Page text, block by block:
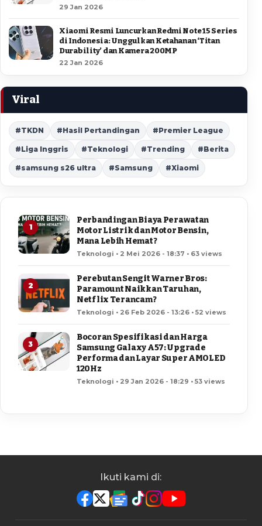
29 Jan 2026
Xiaomi Resmi Luncurkan Redmi Note 15 Series
di Indonesia: Unggulkan Ketahanan ‘Titan
Durability’ dan Kamera 200MP
22 Jan 2026
Viral
#TKDN #Hasil Pertandingan #Premier League
#Liga Inggris #Teknologi #Trending #Berita
#samsung s26 ultra #Samsung #Xiaomi
1
Perbandingan Biaya Perawatan
Motor Listrik dan Motor Bensin,
Mana Lebih Hemat?
Teknologi • 2 Mei 2026 - 18:37 • 63 views
2
Perebutan Sengit Warner Bros:
Paramount Naikkan Taruhan,
Netflix Terancam?
Teknologi • 26 Feb 2026 - 13:26 • 52 views
3
Bocoran Spesifikasi dan Harga
Samsung Galaxy A57: Upgrade
Performa dan Layar Super AMOLED
120Hz
Teknologi • 29 Jan 2026 - 18:29 • 53 views
Ikuti kami di: